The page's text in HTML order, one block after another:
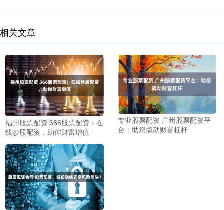
相关文章
福州股票配资 366股票配资：在
线炒股配资，助你财富增值
专业股票配资 广州股票配资平
台：助您撬动财富杠杆